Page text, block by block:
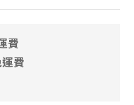
費
費